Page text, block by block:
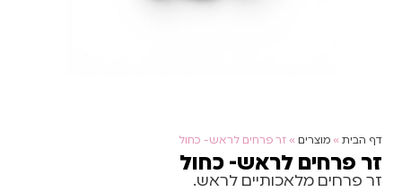
דף הבית »מוצרים »זר פרחים לראש- כחול
זר פרחים לראש- כחול
זר פרחים מלאכותיים לראש.